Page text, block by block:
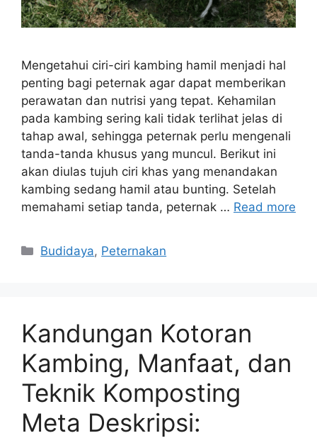
Mengetahui ciri-ciri kambing hamil menjadi hal
penting bagi peternak agar dapat memberikan
perawatan dan nutrisi yang tepat. Kehamilan
pada kambing sering kali tidak terlihat jelas di
tahap awal, sehingga peternak perlu mengenali
tanda-tanda khusus yang muncul. Berikut ini
akan diulas tujuh ciri khas yang menandakan
kambing sedang hamil atau bunting. Setelah
memahami setiap tanda, peternak … Read more
Categories
Budidaya, Peternakan
Kandungan Kotoran
Kambing, Manfaat, dan
Teknik Komposting
Meta Deskripsi: